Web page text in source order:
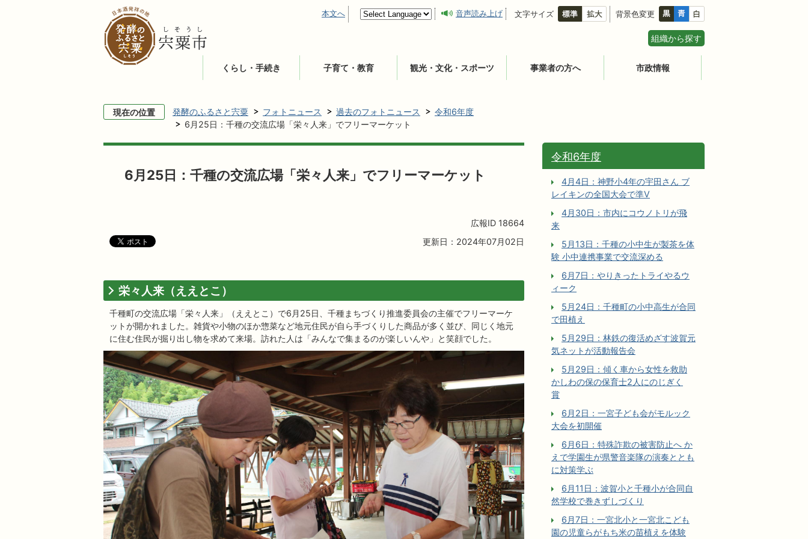
本文へ 音声読み上げ 文字サイズ 背景色変更
組織から探す
くらし・手続き 子育て・教育 観光・文化・スポーツ 事業者の方へ 市政情報
現在の位置 発酵のふるさと宍粟 フォトニュース 過去のフォトニュース
令和6年度
6月25日：千種の交流広場「栄々人来」でフリーマーケット
6月25日：千種の交流広場「栄々人来」でフリーマーケット
広報ID 18664
更新日：2024年07月02日
栄々人来（ええとこ）
千種町の交流広場「栄々人来」（ええとこ）で6月25日、千種まちづくり推進委員会の主催でフリーマーケ
ットが開かれました。雑貨や小物のほか惣菜など地元住民が自ら手づくりした商品が多く並び、同じく地元
に住む住民が掘り出し物を求めて来場。訪れた人は「みんなで集まるのが楽しいんや」と笑顔でした。
令和6年度
4月4日：神野小4年の宇田さん ブ
レイキンの全国大会で準V
4月30日：市内にコウノトリが飛
来
5月13日：千種の小中生が製茶を体
験 小中連携事業で交流深める
6月7日：やりきったトライやるウ
ィーク
5月24日：千種町の小中高生が合同
で田植え
5月29日：林鉄の復活めざす波賀元
気ネットが活動報告会
5月29日：傾く車から女性を救助
かしわの保の保育士2人にのじぎく
賞
6月2日：一宮子ども会がモルック
大会を初開催
6月6日：特殊詐欺の被害防止へ か
えで学園生が県警音楽隊の演奏ととも
に対策学ぶ
6月11日：波賀小と千種小が合同自
然学校で巻きずしづくり
6月7日：一宮北小と一宮北こども
園の児童らがもち米の苗植えを体験